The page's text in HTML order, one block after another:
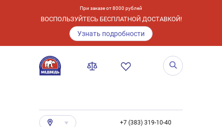
При заказе от 8000 рублей
ВОСПОЛЬЗУЙТЕСЬ БЕСПЛАТНОЙ ДОСТАВКОЙ!
Узнать подробности
+7 (383) 319-10-40